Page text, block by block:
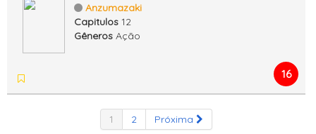
Anzumazaki
Capitulos 12
Gêneros Ação
16
1 2 Próxima